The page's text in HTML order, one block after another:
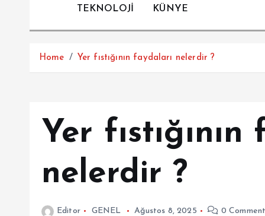
TEKNOLOJİ KÜNYE
Home Yer fıstığının faydaları nelerdir ?
Yer
nelerdir ?
Editor GENEL Ağustos 8, 2025 0